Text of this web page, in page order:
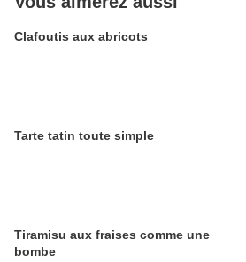
Clafoutis aux abricots
Tarte tatin toute simple
Tiramisu aux fraises comme une
bombe